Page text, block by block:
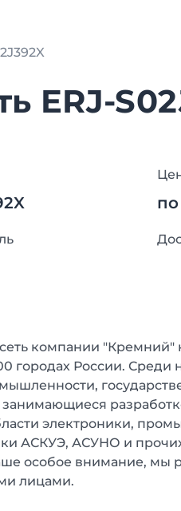
ERJ-
компании "Кремний"
городах России. Среди
занимающиеся
электроники,
АСКУЭ, АСУНО и
особое внимание, мы
лицами.